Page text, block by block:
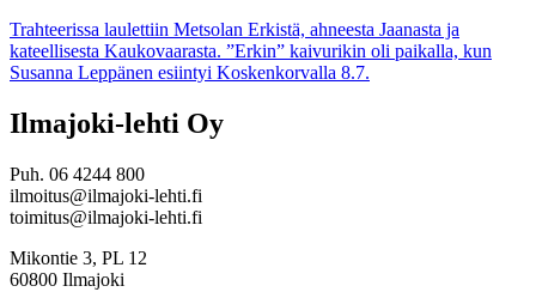
Trahteerissa laulettiin Metsolan Erkistä, ahneesta Jaanasta ja
kateellisesta Kaukovaarasta. ”Erkin” kaivurikin oli paikalla, kun
Susanna Leppänen esiintyi Koskenkorvalla 8.7.
Ilmajoki-lehti Oy
Puh. 06 4244 800
ilmoitus@ilmajoki-lehti.fi
toimitus@ilmajoki-lehti.fi
Mikontie 3, PL 12
60800 Ilmajoki